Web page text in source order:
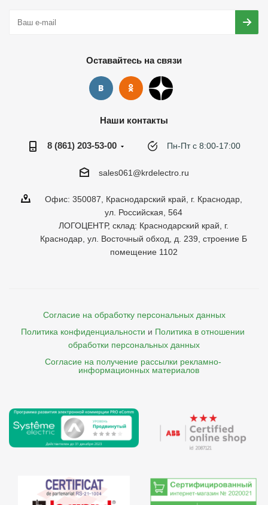
Оставайтесь на связи
Наши контакты
8 (861) 203-53-00 Пн-Пт с 8:00-17:00
sales061@krdelectro.ru
Офис: 350087, Краснодарский край, г. Краснодар,
ул. Российская, 564
ЛОГОЦЕНТР, склад: Краснодарский край, г.
Краснодар, ул. Восточный обход, д. 239, строение Б
помещение 1102
Согласие на обработку персональных данных
Политика конфиденциальности и Политика в отношении
обработки персональных данных
Согласие на получение рассылки рекламно-
    информационных материалов